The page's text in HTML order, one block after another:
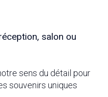
salon ou
sens du détail pour
souvenirs uniques